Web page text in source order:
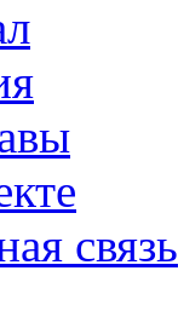
связь